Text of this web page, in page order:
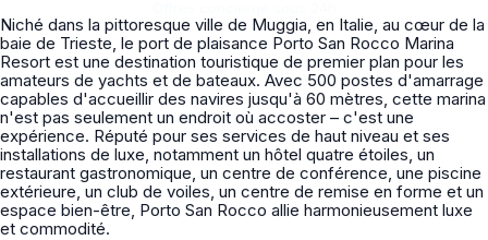
Niché dans la pittoresque ville de Muggia, en Italie, au cœur de la
baie de Trieste, le port de plaisance Porto San Rocco Marina
Resort est une destination touristique de premier plan pour les
amateurs de yachts et de bateaux. Avec 500 postes d'amarrage
capables d'accueillir des navires jusqu'à 60 mètres, cette marina
n'est pas seulement un endroit où accoster – c'est une
expérience. Réputé pour ses services de haut niveau et ses
installations de luxe, notamment un hôtel quatre étoiles, un
restaurant gastronomique, un centre de conférence, une piscine
extérieure, un club de voiles, un centre de remise en forme et un
espace bien-être, Porto San Rocco allie harmonieusement luxe
et commodité.